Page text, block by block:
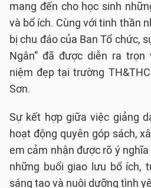
mang đến cho học sinh
và bổ ích. Cùng với tinh thần
bị chu đáo của Ban Tổ chức,
Ngân” đã được diễn ra
niệm đẹp tại trường
Sơn.
Sự kết hợp giữa việc giảng
hoạt động quyên góp sách,
em cảm nhận được rõ ý
những buổi giao lưu bổ ích,
sáng tạo và nuôi dưỡng tình